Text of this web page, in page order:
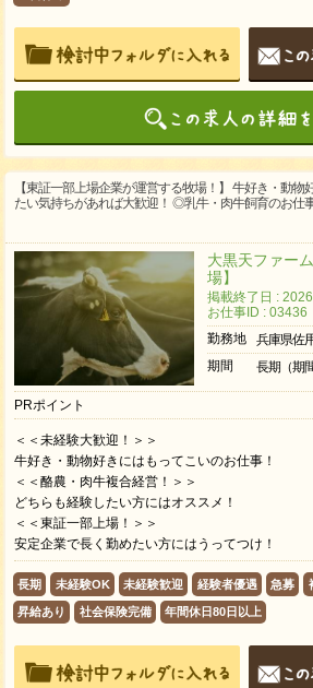
【東証一部上場企業が運営する牧場！】 牛好き・動物
たい気持ちがあれば大歓迎！ ◎乳牛・肉牛飼育のお仕
大黒天ファー
場】
掲載終了日 :
お仕事ID : 03436
勤務地
兵庫県佐
期間
長期（期
PRポイント
＜＜未経験大歓迎！＞＞
牛好き・動物好きにはもってこいのお仕事！
＜＜酪農・肉牛複合経営！＞＞
どちらも経験したい方にはオススメ！
＜＜東証一部上場！＞＞
安定企業で長く勤めたい方にはうってつけ！
長期 未経験OK 未経験歓迎 経験者優遇 急募
昇給あり 社会保険完備 年間休日80日以上